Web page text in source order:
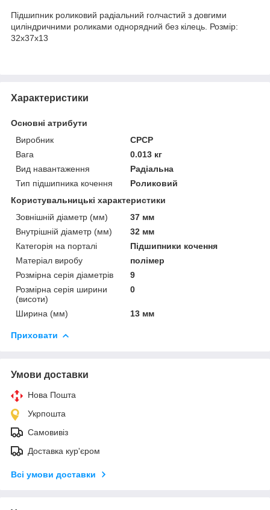
Підшипник роликовий радіальний голчастий з довгими
циліндричними роликами однорядний без кілець. Розмір:
32х37х13
Характеристики
Основні атрибути
Виробник
СРСР
Вага
0.013 кг
Вид навантаження
Радіальна
Тип підшипника кочення
Роликовий
Користувальницькі характеристики
Зовнішній діаметр (мм)
37 мм
Внутрішній діаметр (мм)
32 мм
Категорія на порталі
Підшипники кочення
Матеріал виробу
полімер
Розмірна серія діаметрів
9
Розмірна серія ширини
(висоти)
0
Ширина (мм) 13 мм
Приховати
Умови доставки
Нова Пошта
Укрпошта
Самовивіз
Доставка кур'єром
Всі умови доставки